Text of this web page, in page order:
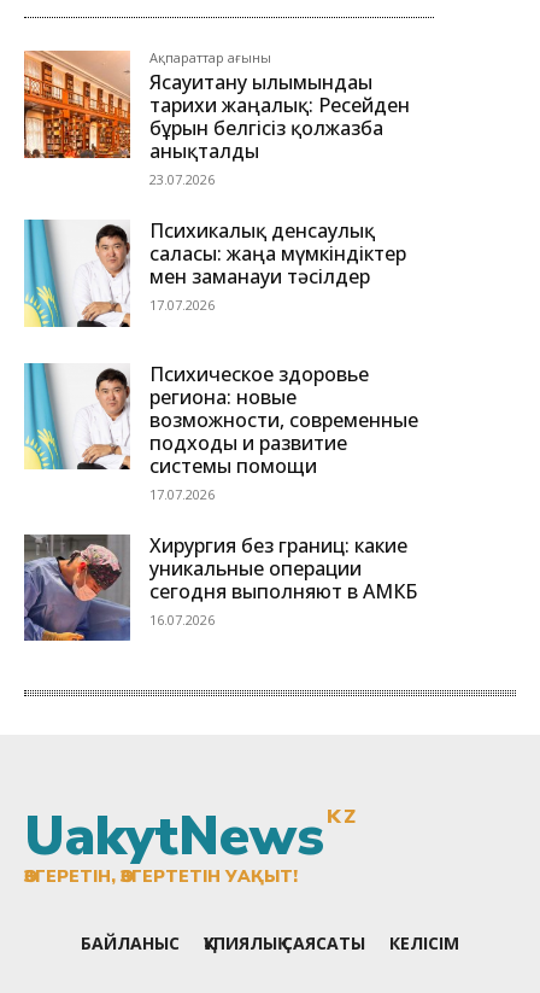
UakytNewsKZ
ӨЗГЕРЕТІН, ӨЗГЕРТЕТІН УАҚЫТ!
БАЙЛАНЫС ҚҰПИЯЛЫҚ САЯСАТЫ КЕЛІСІМ